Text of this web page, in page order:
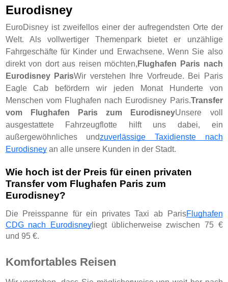
Eurodisney
EuroDisney ist zweifellos einer der aufregendsten Orte der
Welt. Als vollwertiger Themenpark bietet er unzählige
Fahrgeschäfte für Kinder und Erwachsene. Wenn Sie also
direkt von dort aus reisen möchten, Flughafen Paris nach
Eurodisney ParisWir verstehen Ihre Vorfreude. Bei Paris
Eagle Cab befördern wir jeden Monat Hunderte von
Menschen vom Flughafen nach Eurodisney Paris.Transfer
vom Flughafen Paris zum EurodisneyUnsere voll
ausgestattete Fahrzeugflotte hilft uns dabei, ein
außergewöhnliches undzuverlässige Taxidienste nach
Eurodisney an alle unsere Kunden in der Stadt.
Wie hoch ist der Preis für einen privaten
Transfer vom Flughafen Paris zum
Eurodisney?
Die Preisspanne für ein privates Taxi ab ParisFlughafen
CDG nach Eurodisneyliegt üblicherweise zwischen 75 €
und 95 €.
Komfortables Reisen